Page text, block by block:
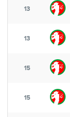
13
13
15
15